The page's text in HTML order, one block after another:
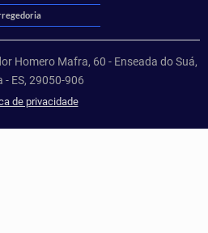
Homero Mafra, 60 - Enseada do Suá,
- ES, 29050-906
de privacidade